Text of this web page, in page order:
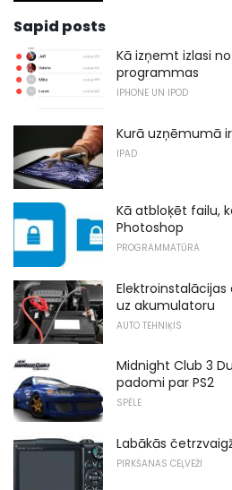
Sapid posts
Kā izņemt izlasi
programmas
IPHONE UN IPOD
Kurā uzņēmumā
IPAD
Kā atbloķēt failu,
Photoshop
PROGRAMMATŪRA
uz akumulatoru
AUTO TEHNIĶIS
Midnight Club 3
padomi par PS2
SPĒLE
Labākās
PIRKŠANAS CEĻVEŽI